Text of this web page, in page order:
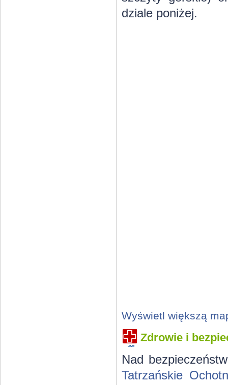
dziale poniżej.
Wyświetl większą
Zdrowie i
Nad
Tatrzańskie